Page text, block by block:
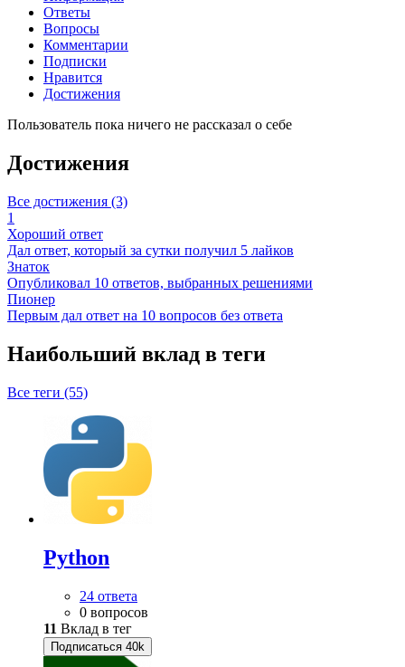
Ответы
Вопросы
Комментарии
Подписки
Нравится
Достижения
Пользователь пока ничего не рассказал о себе
Достижения
Все достижения (3)
1
Хороший ответ
Дал ответ, который за сутки получил 5 лайков
Знаток
Опубликовал 10 ответов, выбранных решениями
Пионер
Первым дал ответ на 10 вопросов без ответа
Наибольший вклад в теги
Все теги (55)
Python
24 ответа
0 вопросов
11 Вклад в тег
Подписаться 40k